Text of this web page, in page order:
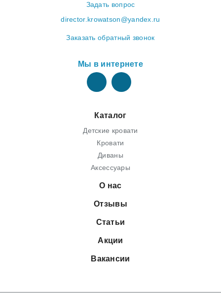
Задать вопрос
director.krowatson@yandex.ru
Заказать обратный звонок
Мы в интернете
Каталог
Детские кровати
Кровати
Диваны
Аксессуары
О нас
Отзывы
Статьи
Акции
Вакансии